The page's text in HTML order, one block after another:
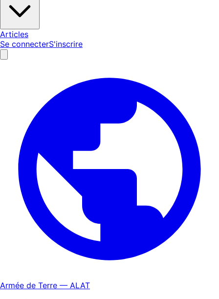
Articles
Se connecterS'inscrire
Armée de Terre — ALAT